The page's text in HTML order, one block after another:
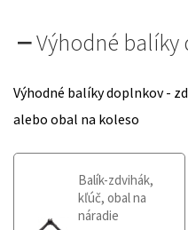
Výhodné
Výhodné balíky doplnkov -
alebo obal na koleso
Balík-zdvihák,
kľúč, obal na
náradie